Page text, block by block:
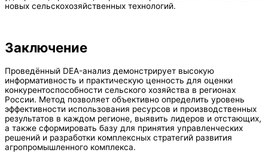
новых сельскохозяйственных технологий.
Заключение
Проведённый DEA-анализ демонстрирует высокую
информативность и практическую ценность для оценки
конкурентоспособности сельского хозяйства в регионах
России. Метод позволяет объективно определить уровень
эффективности использования ресурсов и производственных
результатов в каждом регионе, выявить лидеров и отстающих,
а также сформировать базу для принятия управленческих
решений и разработки комплексных стратегий развития
агропромышленного комплекса.